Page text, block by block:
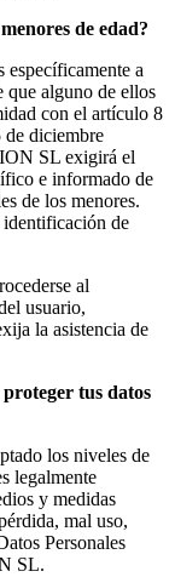
de edad?
a
que alguno de ellos
con el artículo 8
diciembre
SL exigirá el
e informado de
de los menores.
de
al
usuario,
la asistencia de
tus datos
los niveles de
legalmente
y medidas
mal uso,
Personales
SL.